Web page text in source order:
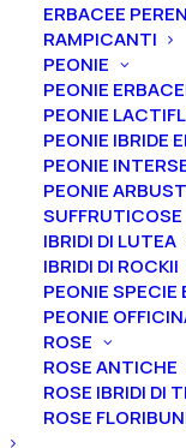
ERBACEE
RAMPICANTI
PEONIE
PEONIE
PEONIE
PEONIE IBRIDE
PEONIE
PEONIE
SUFFRUTICOSE
IBRIDI DI LUTEA
IBRIDI DI ROCKII
PEONIE
PEONIE
ROSE
ROSE ANTICHE
ROSE IBRIDI DI
ROSE
Home Iris Iris
Iris germanica